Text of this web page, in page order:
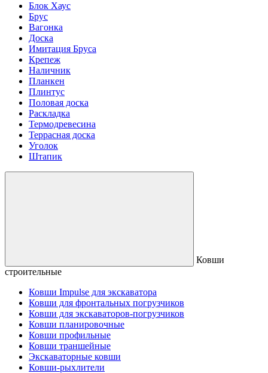
Блок Хаус
Брус
Вагонка
Доска
Имитация Бруса
Крепеж
Наличник
Планкен
Плинтус
Половая доска
Раскладка
Термодревесина
Террасная доска
Уголок
Штапик
Ковши
строительные
Ковши Impulse для экскаватора
Ковши для фронтальных погрузчиков
Ковши для экскаваторов-погрузчиков
Ковши планировочные
Ковши профильные
Ковши траншейные
Экскаваторные ковши
Ковши-рыхлители